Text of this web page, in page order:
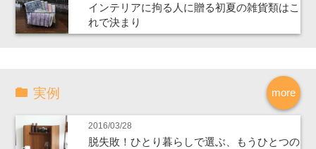
インテリアに拘る人に贈る初夏の雑貨類はこ
れで決まり
more
実例
2016/03/28
脱失敗！ひとり暮らしで選ぶ、もうひとつの